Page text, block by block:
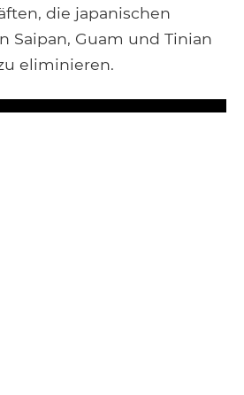
die japanischen
Saipan, Guam und Tinian
eliminieren.